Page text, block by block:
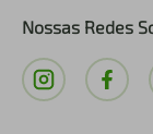
Nossas Redes